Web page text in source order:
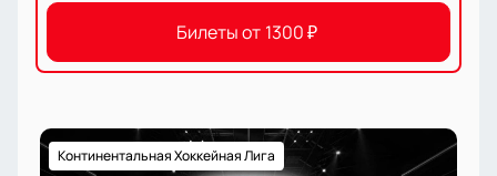
Билеты от 1300₽
Континентальная Хоккейная Лига